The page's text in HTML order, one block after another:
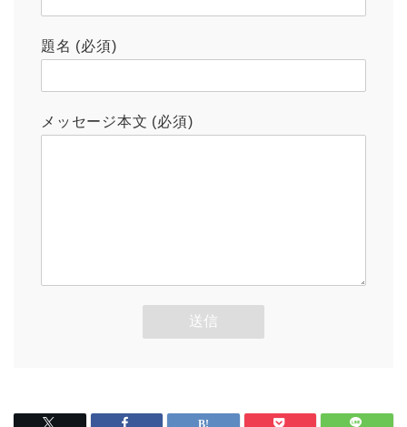
題名 (必須)
メッセージ本文 (必須)